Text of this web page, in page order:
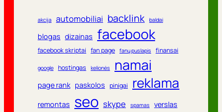
akcija automobiliai backlink baldai
blogas dizainas facebook
facebook skriptai fan page fanų puslapis finansai
google hostingas kelionės namai
page rank paskolos pinigai reklama
remontas seo skype spamas verslas